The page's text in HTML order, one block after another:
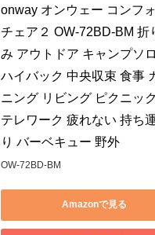
onway オンウェー コンフ
チェア２ OW-72BD-BM 折
み アウトドア キャンプソ
ハイバック 中央収束 食事
ニング リビング ピクニッ
テレワーク 疲れない 持ち
り バーベキュー 野外
OW-72BD-BM
Amazonで見る